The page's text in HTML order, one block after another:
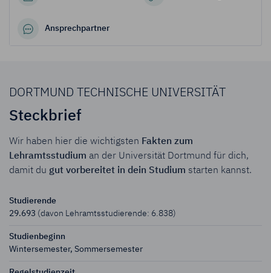
Ansprech­partner
DORTMUND TECHNISCHE UNIVERSITÄT
Steckbrief
Wir haben hier die wichtigsten Fakten zum
Lehramtsstudium an der Universität Dortmund für dich,
damit du gut vorbereitet in dein Studium starten kannst.
Studierende
29.693 (davon Lehramts­studierende: 6.838)
Studien­beginn
Wintersemester, Sommersemester